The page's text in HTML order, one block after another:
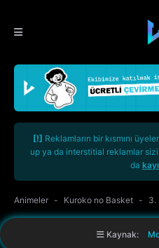
[!] Reklamların bir kısmını
up ya da interstitial reklamlar
da
Animeler Kuroko no Basket 3.
Kaynak: